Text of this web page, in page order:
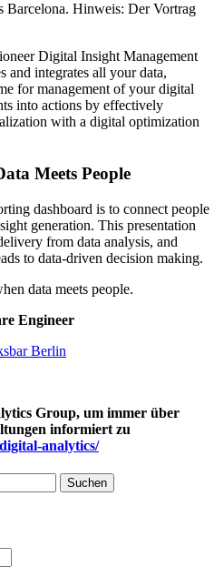
Barcelona. Hinweis: Der Vortrag
Digital Insight Management
and integrates all your data,
for management of your digital
into actions by effectively
with a digital optimization
Meets People
dashboard is to connect people
generation. This presentation
from data analysis, and
to data-driven decision making.
data meets people.
Engineer
Berlin
Group, um immer über
informiert zu
analytics/